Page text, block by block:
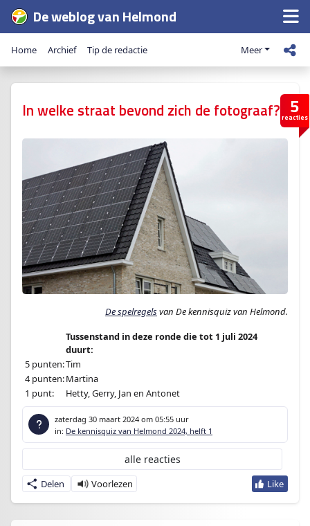
De weblog van Helmond
Home Archief Tip de redactie Meer
5
reacties
In welke straat bevond zich de fotograaf?
De spelregelsvan De kennisquiz van Helmond.­
Tussenstand in deze ronde die tot 1 juli 2024
duurt:
5 punten:Tim
4 punten:Martina
1 punt:
Hetty, Gerry, Jan en Antonet
zaterdag 30 maart 2024 om 05:55 uur
in: De kennisquiz van Helmond 2024, helft 1
Delen
alle reacties